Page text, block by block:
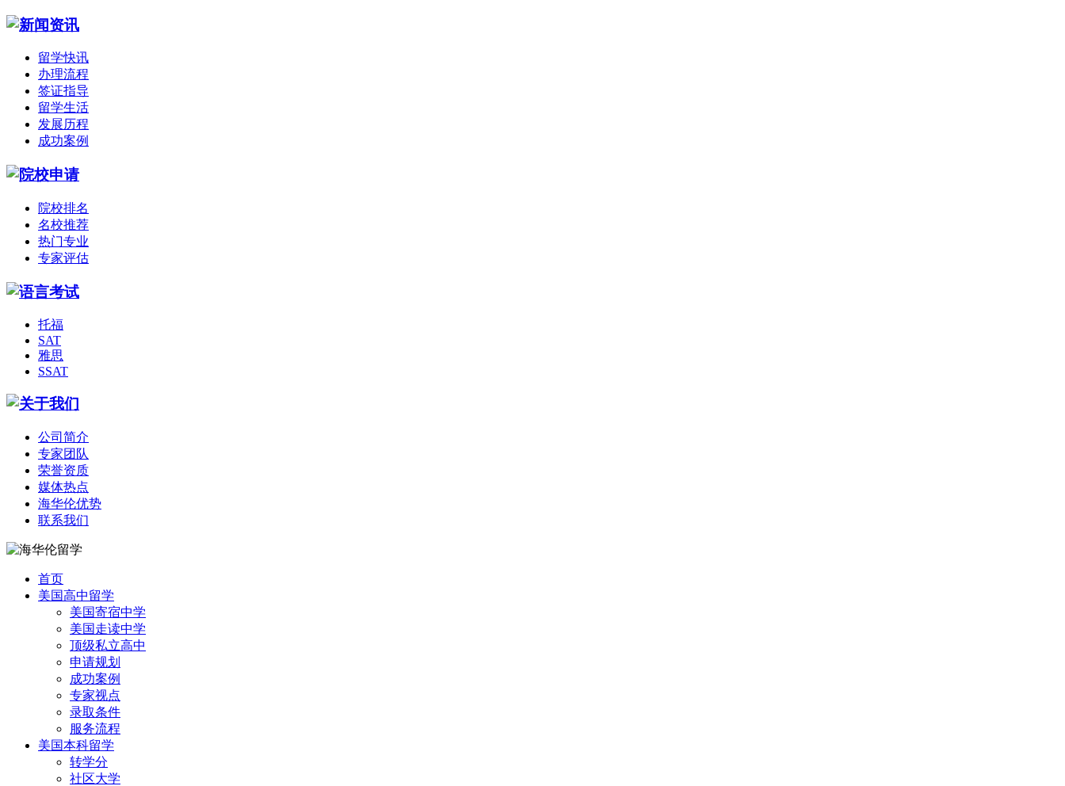
留学快讯
办理流程
签证指导
留学生活
发展历程
成功案例
院校排名
名校推荐
热门专业
专家评估
托福
SAT
雅思
SSAT
公司简介
专家团队
荣誉资质
媒体热点
海华伦优势
联系我们
首页
美国高中留学
美国寄宿中学
美国走读中学
顶级私立高中
申请规划
成功案例
专家视点
录取条件
服务流程
美国本科留学
转学分
社区大学